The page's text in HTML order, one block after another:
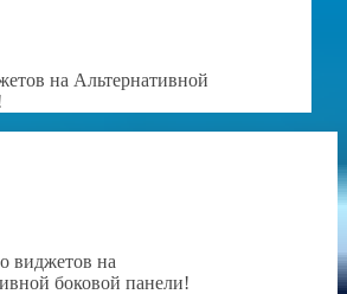
на Альтернативной
виджетов на
боковой панели!